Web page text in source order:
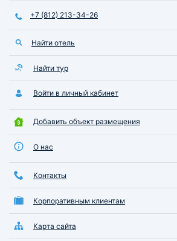
+7 (812) 213-34-26
Найти отель
Найти тур
Войти в личный кабинет
Добавить объект размещения
О нас
Контакты
Корпоративным клиентам
Карта сайта